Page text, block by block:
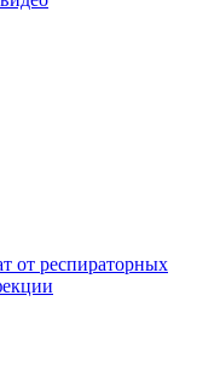
от респираторных